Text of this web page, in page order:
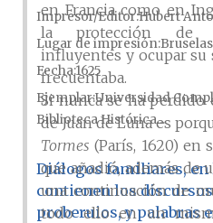
en Francia como en
la protección de
influyentes y ocupar su
frecuentaba.
Si nunca se ha
de Juan de Luna es
Tormes (París, 1620) en
que añadió, además de
una continuación de
todo ello en un
Impresor/EditorHubert
Lugar de impresiónBruselas
Fecha1625
EjemplarUniversidad
Biblioteca Histórica...
Diálogos familiares, en
contienen los
proberuios, y palabras